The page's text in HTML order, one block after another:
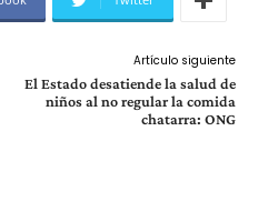
Artículo siguiente
El Estado desatiende la salud de
niños al no regular la comida
chatarra: ONG